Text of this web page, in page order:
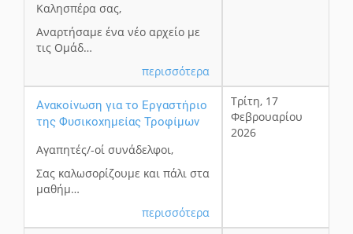
Καλησπέρα σας,
Αναρτήσαμε ένα νέο αρχείο με
τις Ομάδ…
περισσότερα
Ανακοίνωση για το Εργαστήριο
της Φυσικοχημείας Τροφίμων
Αγαπητές/-οί συνάδελφοι,
Σας καλωσορίζουμε και πάλι στα
μαθήμ…
περισσότερα
Τρίτη, 17
Φεβρουαρίου
2026